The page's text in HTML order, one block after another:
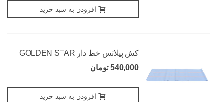
افزودن به سبد خرید
کش پیلاتس خط دار GOLDEN STAR
540,000 تومان
افزودن به سبد خرید